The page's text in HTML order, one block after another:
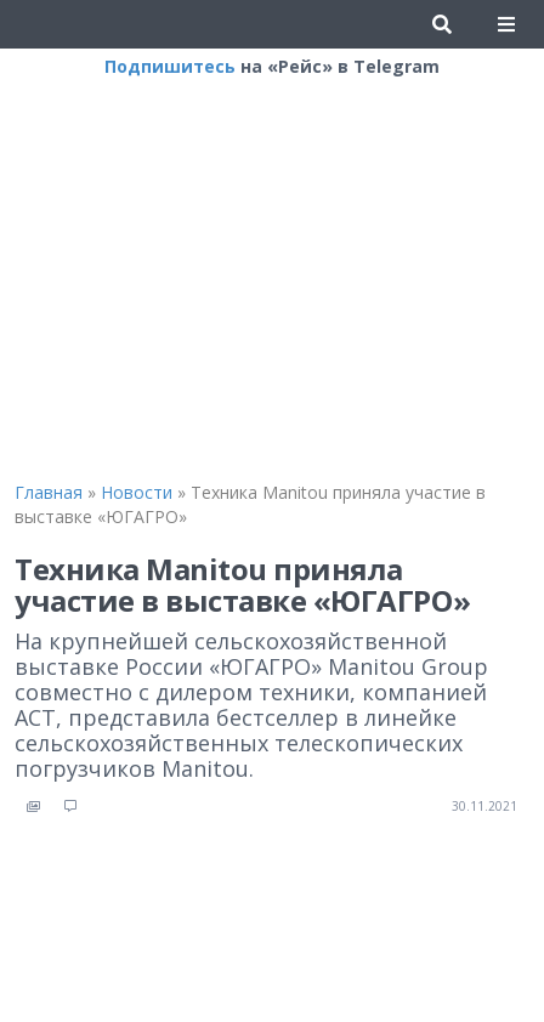
Подпишитесь на «Рейс» в Telegram
Главная » Новости » Техника Manitou приняла участие в
выставке «ЮГАГРО»
Техника Manitou приняла
участие в выставке «ЮГАГРО»
На крупнейшей сельскохозяйственной
выставке России «ЮГАГРО» Manitou Group
совместно с дилером техники, компанией
АСТ, представила бестселлер в линейке
сельскохозяйственных телескопических
погрузчиков Manitou.
30.11.2021